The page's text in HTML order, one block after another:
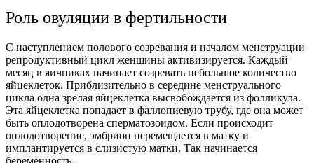
Роль овуляции в фертильности
С наступлением полового созревания и началом менструации
репродуктивный цикл женщины активизируется. Каждый
месяц в яичниках начинает созревать небольшое количество
яйцеклеток. Приблизительно в середине менструального
цикла одна зрелая яйцеклетка высвобождается из фолликула.
Эта яйцеклетка попадает в фаллопиевую трубу, где она может
быть оплодотворена сперматозоидом. Если происходит
оплодотворение, эмбрион перемещается в матку и
имплантируется в слизистую матки. Так начинается
беременность.